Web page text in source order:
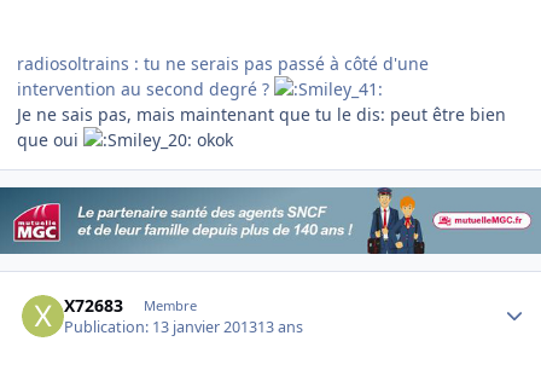
radiosoltrains : tu ne serais pas passé à côté d'une
intervention au second degré ?
Je ne sais pas, mais maintenant que tu le dis: peut être bien
que oui
okok
X72683 Membre
Publication: 13 janvier 201313 ans